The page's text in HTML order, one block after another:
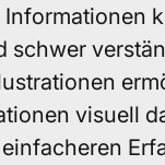
Informationen
schwer
visuell